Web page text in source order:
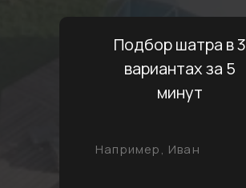
Подбор шатра в 3
вариантах за 5
минут